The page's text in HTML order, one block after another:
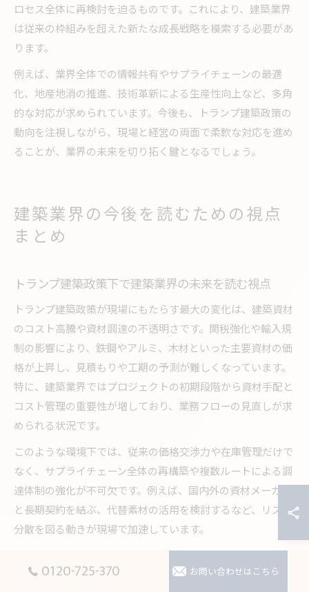
ロセス全体に再検討を迫るものです。これにより、建築業界
は従来の枠組みを超えた新たな成長戦略を模索する必要があ
ります。
例えば、業界全体での情報共有やサプライチェーンの最適
化、地産地消の推進、技術革新による生産性向上など、多角
的な対応が求められています。今後も、トランプ建築政策の
動向を注視しながら、現場と経営の両面で柔軟な対応を進め
ることが、業界の未来を切り拓く鍵となるでしょう。
建築業界の今後を読むための視点
まとめ
トランプ建築政策下で建築業界の未来を読む視点
トランプ建築政策が現場にもたらす最大の変化は、建築資材
のコスト高騰や資材調達の不透明さです。関税強化や輸入規
制の影響により、鉄鋼やアルミ、木材といった主要資材の価
格が上昇し、見積もりや工期の予測が難しくなっています。
特に、建築業界ではプロジェクトの初期段階から資材手配と
コスト管理の重要性が増しており、業務フローの見直しが求
められる状況です。
このような環境下では、従来の価格交渉力や在庫管理だけで
なく、サプライチェーン全体の再構築や複数ルートによる調
達体制の強化が不可欠です。例えば、国内外の資材メーカー
と長期契約を結ぶ、代替素材の活用を検討するなど、リスク
分散を図る動きが現場で加速しています。
一方、現場の声として「資材調達の遅延で工期が延びる」
「仕入れ価格の変動で利益率が不安定」という課題も顕在化
0120-725-370 お問い合わせはこちら